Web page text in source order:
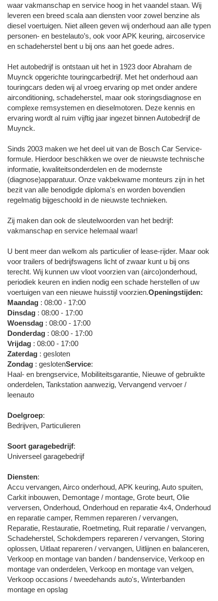
waar vakmanschap en service hoog in het vaandel staan. Wij
leveren een breed scala aan diensten voor zowel benzine als
diesel voertuigen. Niet alleen geven wij onderhoud aan alle typen
personen- en bestelauto’s, ook voor APK keuring, aircoservice
en schadeherstel bent u bij ons aan het goede adres.
Het autobedrijf is ontstaan uit het in 1923 door Abraham de
Muynck opgerichte touringcarbedrijf. Met het onderhoud aan
touringcars deden wij al vroeg ervaring op met onder andere
airconditioning, schadeherstel, maar ook storingsdiagnose en
complexe remsystemen en dieselmotoren. Deze kennis en
ervaring wordt al ruim vijftig jaar ingezet binnen Autobedrijf de
Muynck.
Sinds 2003 maken we het deel uit van de Bosch Car Service-
formule. Hierdoor beschikken we over de nieuwste technische
informatie, kwaliteitsonderdelen en de modernste
(diagnose)apparatuur. Onze vakbekwame monteurs zijn in het
bezit van alle benodigde diploma's en worden bovendien
regelmatig bijgeschoold in de nieuwste technieken.
Zij maken dan ook de sleutelwoorden van het bedrijf:
vakmanschap en service helemaal waar!
U bent meer dan welkom als particulier of lease-rijder. Maar ook
voor trailers of bedrijfswagens licht of zwaar kunt u bij ons
terecht. Wij kunnen uw vloot voorzien van (airco)onderhoud,
periodiek keuren en indien nodig een schade herstellen of uw
voertuigen van een nieuwe huisstijl voorzien.Openingstijden:
Maandag : 08:00 - 17:00
Dinsdag : 08:00 - 17:00
Woensdag : 08:00 - 17:00
Donderdag : 08:00 - 17:00
Vrijdag : 08:00 - 17:00
Zaterdag : gesloten
Zondag : geslotenService:
Haal- en brengservice, Mobiliteitsgarantie, Nieuwe of gebruikte
onderdelen, Tankstation aanwezig, Vervangend vervoer /
leenauto
Doelgroep:
Bedrijven, Particulieren
Soort garagebedrijf:
Universeel garagebedrijf
Diensten:
Accu vervangen, Airco onderhoud, APK keuring, Auto spuiten,
Carkit inbouwen, Demontage / montage, Grote beurt, Olie
verversen, Onderhoud, Onderhoud en reparatie 4x4, Onderhoud
en reparatie camper, Remmen repareren / vervangen,
Reparatie, Restauratie, Roetmeting, Ruit reparatie / vervangen,
Schadeherstel, Schokdempers repareren / vervangen, Storing
oplossen, Uitlaat repareren / vervangen, Uitlijnen en balanceren,
Verkoop en montage van banden / bandenservice, Verkoop en
montage van onderdelen, Verkoop en montage van velgen,
Verkoop occasions / tweedehands auto's, Winterbanden
montage en opslag